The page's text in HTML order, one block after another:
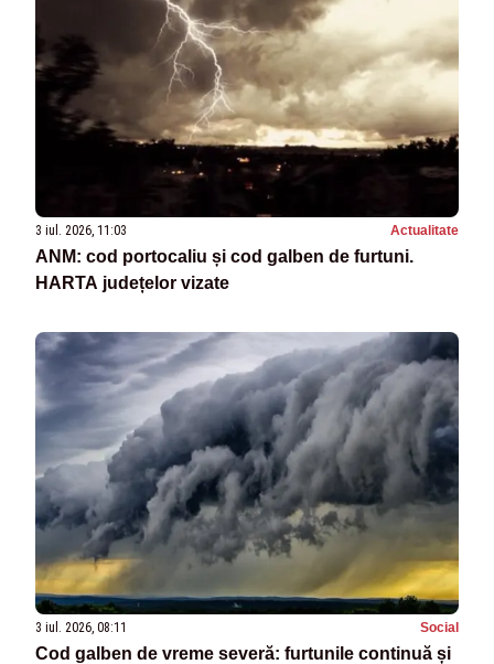
3 iul. 2026, 11:03 Actualitate
ANM: cod portocaliu și cod galben de furtuni.
HARTA județelor vizate
3 iul. 2026, 08:11 Social
Cod galben de vreme severă: furtunile continuă și